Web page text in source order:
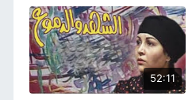
52:11